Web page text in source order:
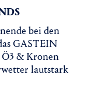
bei den
GASTEIN
& Kronen
lautstark